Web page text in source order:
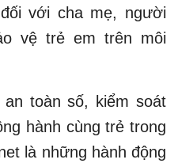
với cha mẹ, người
vệ trẻ em trên môi
toàn số, kiểm soát
hành cùng trẻ trong
là những hành động